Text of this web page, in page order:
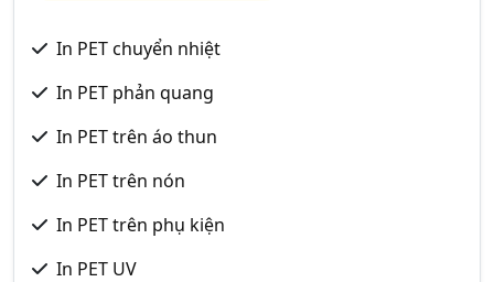
In PET chuyển nhiệt
In PET phản quang
In PET trên áo thun
In PET trên nón
In PET trên phụ kiện
In PET UV